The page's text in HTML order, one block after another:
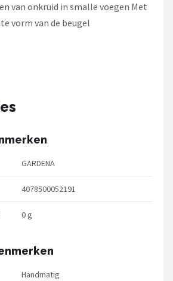
van onkruid in smalle voegen Met
vorm van de beugel
GARDENA
4078500052191
0 g
Handmatig